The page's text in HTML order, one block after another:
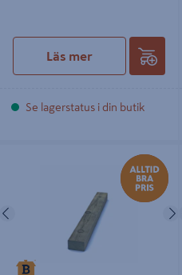
Läs mer
Se lagerstatus i din butik
REGEL 45X70X4200 NTR/AB C14